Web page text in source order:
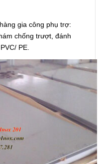
gia công phụ trợ:
chống trượt, đánh
PE.